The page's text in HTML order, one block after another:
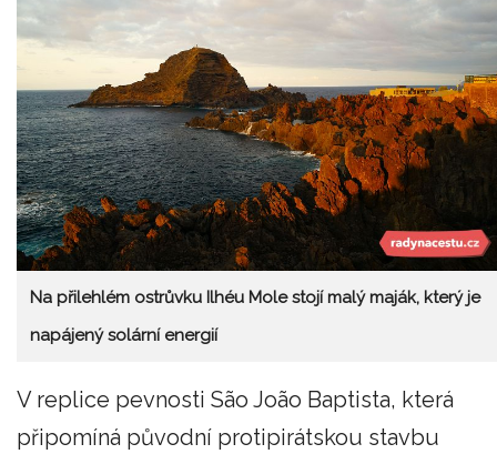
Na přilehlém ostrůvku Ilhéu Mole stojí malý maják, který je
napájený solární energií
V replice pevnosti São João Baptista, která
připomíná původní protipirátskou stavbu